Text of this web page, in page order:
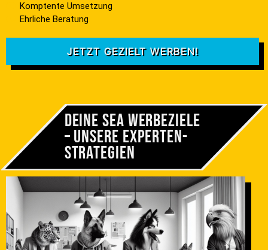
Komptente Umsetzung
Ehrliche Beratung
JETZT GEZIELT WERBEN!
Deine SEA Werbeziele
– Unsere Experten­
strategien